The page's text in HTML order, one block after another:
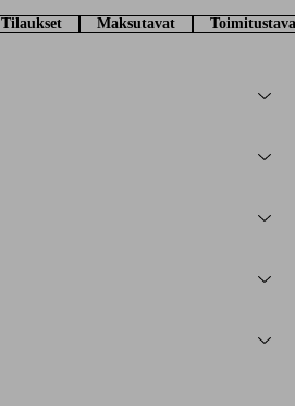
Tilaukset Maksutavat